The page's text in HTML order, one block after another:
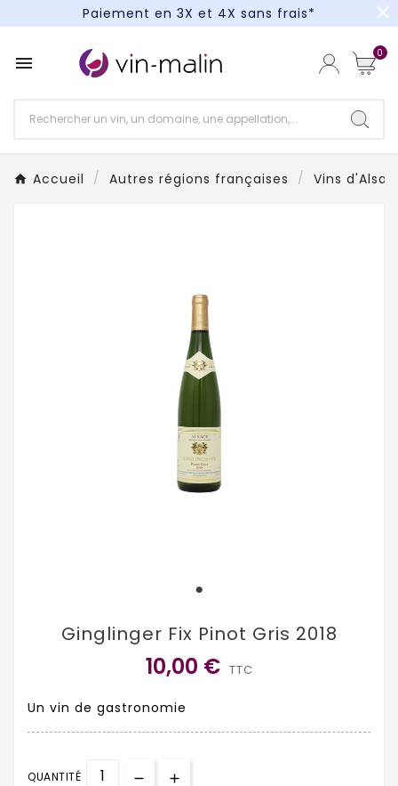
Paiement en 3X et 4X sans frais*
Paiement en 3X et 4X sans frais*
close
 0
Accueil Autres régions françaises Vins
Ginglinger Fix Pinot Gris 2018
10,00 € TTC
Un vin de gastronomie
QUANTITÉ